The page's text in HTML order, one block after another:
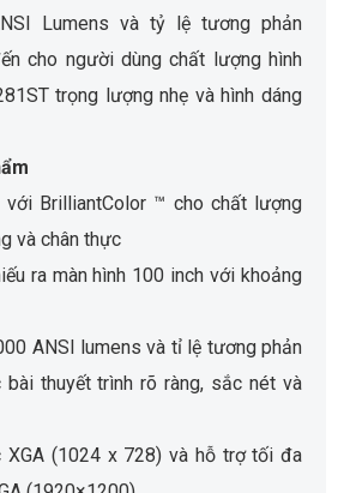
Lumens và tỷ lệ tương phản
cho người dùng chất lượng hình
trọng lượng nhẹ và hình dáng
BrilliantColor ™ cho chất lượng
và chân thực
ra màn hình 100 inch với khoảng
ANSI lumens và tỉ lệ tương phản
bài thuyết trình rõ ràng, sắc nét và
(1024 x 728) và hỗ trợ tối đa